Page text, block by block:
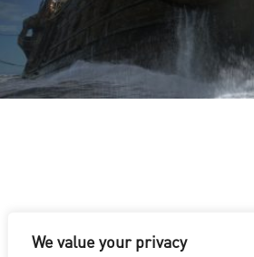
We value your privacy